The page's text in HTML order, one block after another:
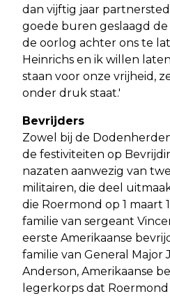
dan vijftig jaar
goede buren geslaagd
de oorlog achter ons te
Heinrichs en ik willen
staan voor onze vrijheid,
onder druk staat.'
Bevrijders
Zowel bij de
de festiviteiten op
nazaten aanwezig van
militairen, die deel
die Roermond op 1 maart
familie van sergeant
eerste Amerikaanse
familie van General Major
Anderson, Amerikaanse
legerkorps dat